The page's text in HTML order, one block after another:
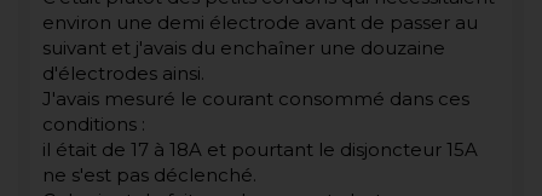
environ une demi électrode avant de passer au
suivant et j'avais du enchaîner une douzaine
d'électrodes ainsi.
J'avais mesuré le courant consommé dans ces
conditions :
il était de 17 à 18A et pourtant le disjoncteur 15A
ne s'est pas déclenché.